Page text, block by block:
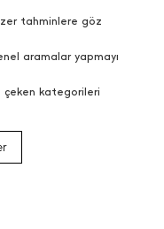
tahminlere göz
aramalar yapmayı
çeken kategorileri